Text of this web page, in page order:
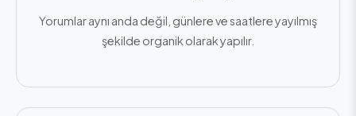
Yorumlar aynı anda değil, günlere ve saatlere yayılmış
şekilde organik olarak yapılır.